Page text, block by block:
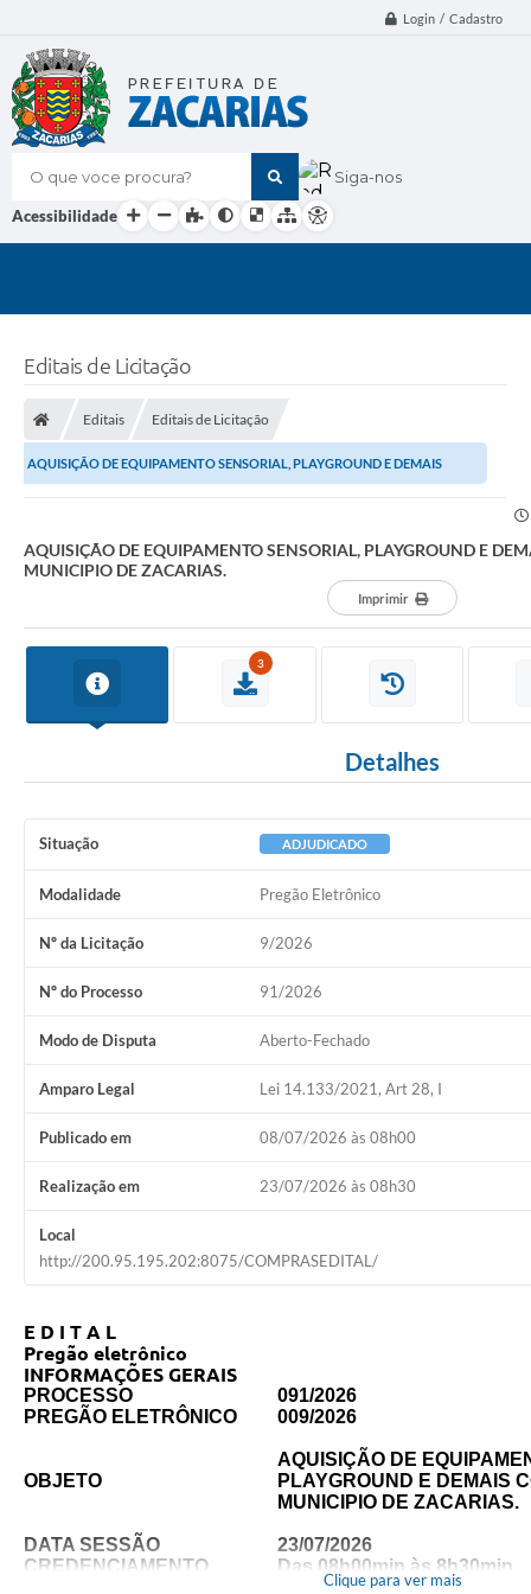
Login / Cadastro
O que voce procura? Siga-nos
Acessibilidade
Editais de Licitação
Editais Editais de Licitação
AQUISIÇÃO DE EQUIPAMENTO SENSORIAL, PLAYGROUND E DEMAIS
AQUISIÇÃO DE EQUIPAMENTO SENSORIAL, PLAYGROUND E
MUNICIPIO DE ZACARIAS.
Imprimir
3
Detalhes
Situação ADJUDICADO
Modalidade Pregão Eletrônico
Nº da Licitação 9/2026
Nº do Processo 91/2026
Modo de Disputa Aberto-Fechado
Amparo Legal Lei 14.133/2021, Art 28, I
Publicado em 08/07/2026 às 08h00
Realização em 23/07/2026 às 08h30
Local
http://200.95.195.202:8075/COMPRASEDITAL/
E D I T A L
Pregão eletrônico
INFORMAÇÕES GERAIS
PROCESSO
091/2026
PREGÃO ELETRÔNICO
009/2026
OBJETO
AQUISIÇÃO DE
PLAYGROUND E DEMAIS
MUNICIPIO DE ZACARIAS.
DATA SESSÃO
23/07/2026
CREDENCIAMENTO
Das 08h00min às 8h30min
08h30min
Clique para ver mais